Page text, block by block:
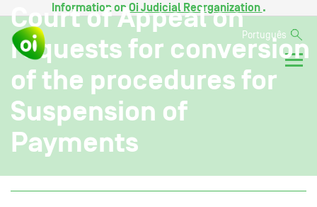
Information onOi Judicial Reorganization .
Português
Court of Appeal on
requests for conversion
of the procedures for
Suspension of
Payments